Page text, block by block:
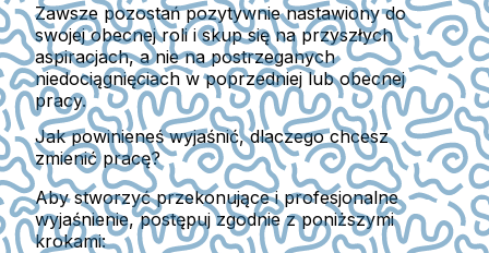
Zawsze pozostań pozytywnie nastawiony do
swojej obecnej roli i skup się na przyszłych
aspiracjach, a nie na postrzeganych
niedociągnięciach w poprzedniej lub obecnej
pracy.
Jak powinieneś wyjaśnić, dlaczego chcesz
zmienić pracę?
Aby stworzyć przekonujące i profesjonalne
wyjaśnienie, postępuj zgodnie z poniższymi
krokami: